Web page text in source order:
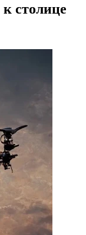
столице